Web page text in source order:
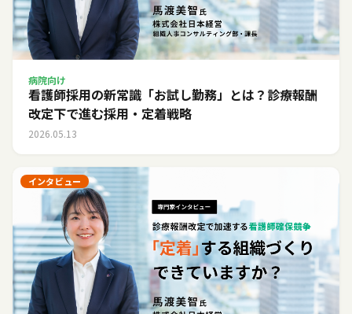
病院向け
看護師採用の新常識「お試し勤務」とは？診療報酬
改定下で進む採用・定着戦略
2026.05.13
インタビュー